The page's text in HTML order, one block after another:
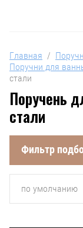
Главная
  /
Поручни для
стали
Поручень
стали
Фильтр
по умолчанию